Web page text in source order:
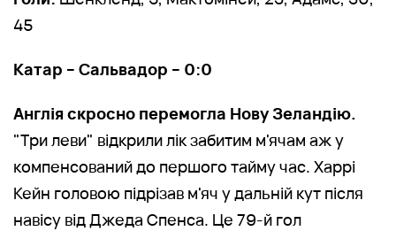
45
Катар – Сальвадор – 0:0
Англія скросно перемогла Нову Зеландію.
"Три леви" відкрили лік забитим м'ячам аж у
компенсований до першого тайму час. Харрі
Кейн головою підрізав м'яч у дальній кут після
навісу від Джеда Спенса. Це 79-й гол